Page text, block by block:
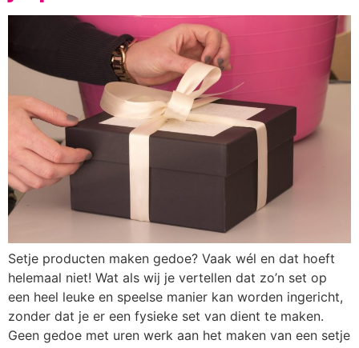
Setje producten maken gedoe? Vaak wél en dat hoeft
helemaal niet! Wat als wij je vertellen dat zo’n set op
een heel leuke en speelse manier kan worden ingericht,
zonder dat je er een fysieke set van dient te maken.
Geen gedoe met uren werk aan het maken van een setje